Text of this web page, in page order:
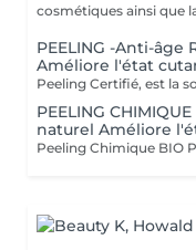
cosmétiques ainsi que
PEELING -Anti-
Améliore l'état
PEELING
naturel Améliore